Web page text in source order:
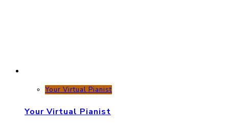
Your Virtual Pianist
Your Virtual Pianist